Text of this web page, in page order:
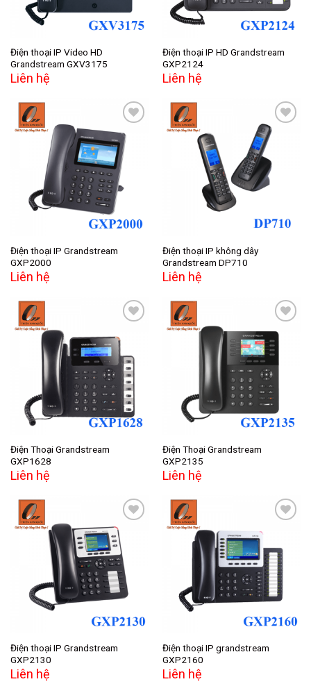
Điện thoại IP Video HD
Grandstream GXV3175
Liên hệ
Điện thoại IP HD Grandstream
GXP2124
Liên hệ
Add to
wishlist
Điện thoại IP Grandstream
GXP2000
Liên hệ
Add to
wishlist
Điện thoại IP không dây
Grandstream DP710
Liên hệ
Add to
wishlist
Điện Thoại Grandstream
GXP1628
Liên hệ
Add to
wishlist
Điện Thoại Grandstream
GXP2135
Liên hệ
Add to
wishlist
Điện thoại IP Grandstream
GXP2130
Liên hệ
Add to
wishlist
Điện thoại IP grandstream
GXP2160
Liên hệ